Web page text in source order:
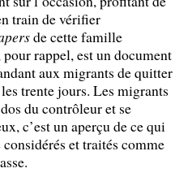
train de vérifier
de cette famille
pour rappel, est un document
aux migrants de quitter
trente jours. Les migrants
du contrôleur et se
c’est un aperçu de ce qui
et traités comme